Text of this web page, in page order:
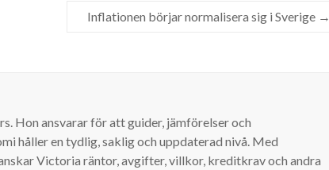
Inflationen börjar normalisera sig i Sverige →
Hon ansvarar för att guider, jämförelser och
håller en tydlig, saklig och uppdaterad nivå. Med
Victoria räntor, avgifter, villkor, kreditkrav och andra